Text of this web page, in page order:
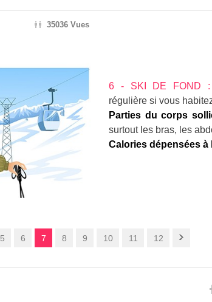
35036 Vues
6 - SKI DE FOND :
régulière si vous
Parties du corps
surtout les bras, les
Calories dépensées à
5 6 7 8 9 10 11 12